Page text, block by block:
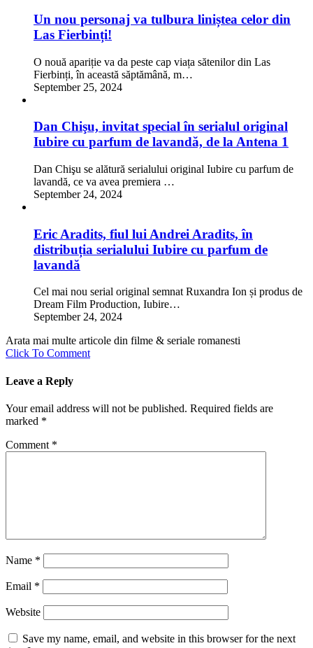
Un nou personaj va tulbura liniștea celor din
Las Fierbinți!
O nouă apariție va da peste cap viața sătenilor din Las
Fierbinți, în această săptămână, m…
September 25, 2024
Dan Chişu, invitat special în serialul original
Iubire cu parfum de lavandă, de la Antena 1
Dan Chişu se alătură serialului original Iubire cu parfum de
lavandă, ce va avea premiera …
September 24, 2024
Eric Aradits, fiul lui Andrei Aradits, în
distribuția serialului Iubire cu parfum de
lavandă
Cel mai nou serial original semnat Ruxandra Ion și produs de
Dream Film Production, Iubire…
September 24, 2024
Arata mai multe articole din filme & seriale romanesti
Click To Comment
Leave a Reply
Your email address will not be published. Required fields are
marked *
Comment *
Name *
Email *
Website
Save my name, email, and website in this browser for the next